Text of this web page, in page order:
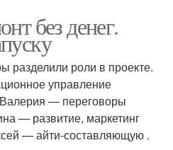
без денег.
разделили роли в проекте.
управление
— переговоры
— развитие, маркетинг
— айти-составляющую .